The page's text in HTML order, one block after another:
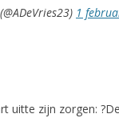
1
uitte zijn zorgen: